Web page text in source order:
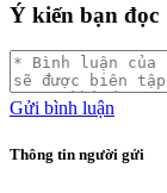
Ý kiến bạn đọc
Gửi bình luận
Thông tin người gửi